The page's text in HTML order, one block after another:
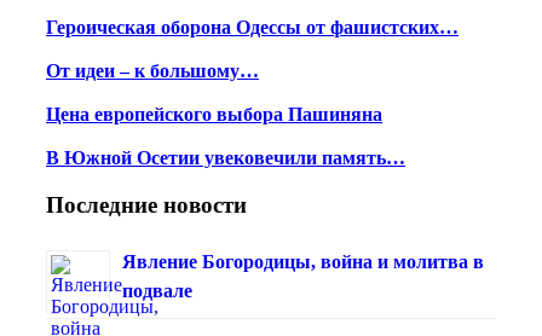
Героическая оборона Одессы от фашистских…
От идеи – к большому…
Цена европейского выбора Пашиняна
В Южной Осетии увековечили память…
Последние новости
Явление Богородицы, война и молитва в
подвале